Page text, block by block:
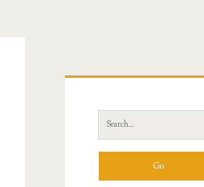
Sidebar
Search
for: